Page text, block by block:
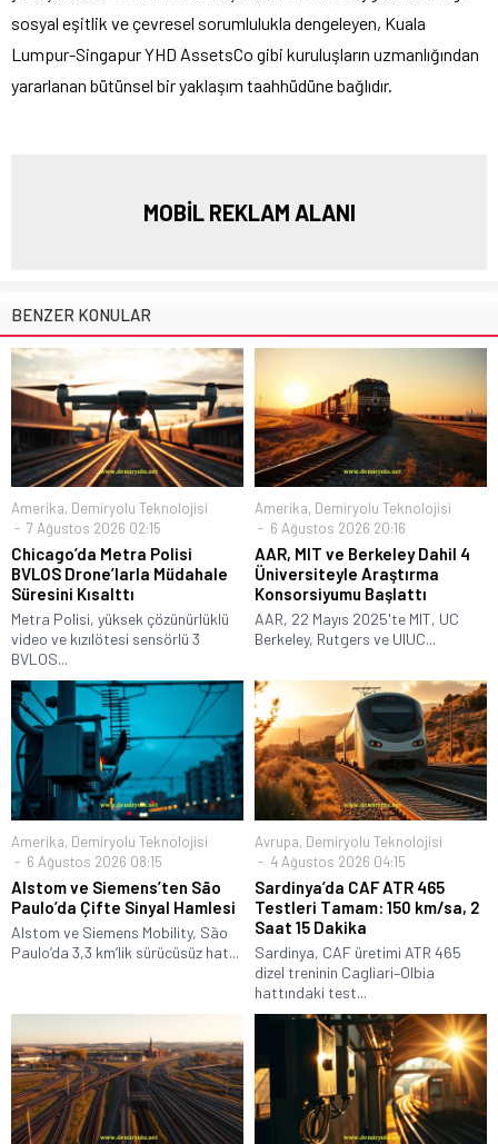
sosyal eşitlik ve çevresel sorumlulukla dengeleyen, Kuala
Lumpur-Singapur YHD AssetsCo gibi kuruluşların uzmanlığından
yararlanan bütünsel bir yaklaşım taahhüdüne bağlıdır.
MOBİL REKLAM ALANI
BENZER KONULAR
Amerika, Demiryolu Teknolojisi
7 Ağustos 2026 02:15
Chicago’da Metra Polisi
BVLOS Drone’larla Müdahale
Süresini Kısalttı
Metra Polisi, yüksek çözünürlüklü
video ve kızılötesi sensörlü 3
BVLOS...
Amerika, Demiryolu Teknolojisi
6 Ağustos 2026 20:16
AAR, MIT ve Berkeley Dahil 4
Üniversiteyle Araştırma
Konsorsiyumu Başlattı
AAR, 22 Mayıs 2025'te MIT, UC
Berkeley, Rutgers ve UIUC...
Amerika, Demiryolu Teknolojisi
6 Ağustos 2026 08:15
Alstom ve Siemens’ten São
Paulo’da Çifte Sinyal Hamlesi
Alstom ve Siemens Mobility, São
Paulo’da 3,3 km’lik sürücüsüz hat...
Avrupa, Demiryolu Teknolojisi
4 Ağustos 2026 04:15
Sardinya’da CAF ATR 465
Testleri Tamam: 150 km/sa, 2
Saat 15 Dakika
Sardinya, CAF üretimi ATR 465
dizel treninin Cagliari–Olbia
hattındaki test...